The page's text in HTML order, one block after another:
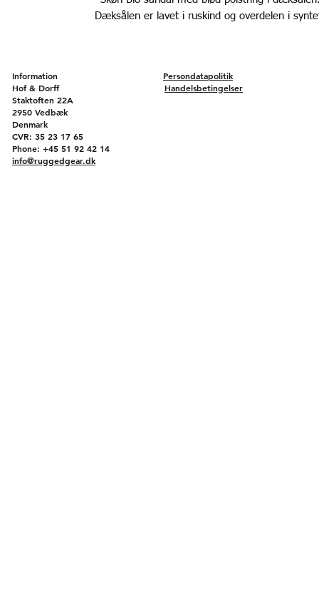
Dæksålen er lavet i ruskind og overdelen i
Information Persondatapolitik
Hof & Dorff Handelsbetingelser
Staktoften 22A
2950 Vedbæk
Denmark
CVR: 35 23 17 65
Phone: +45 51 92 42 14
info@ruggedgear.dk